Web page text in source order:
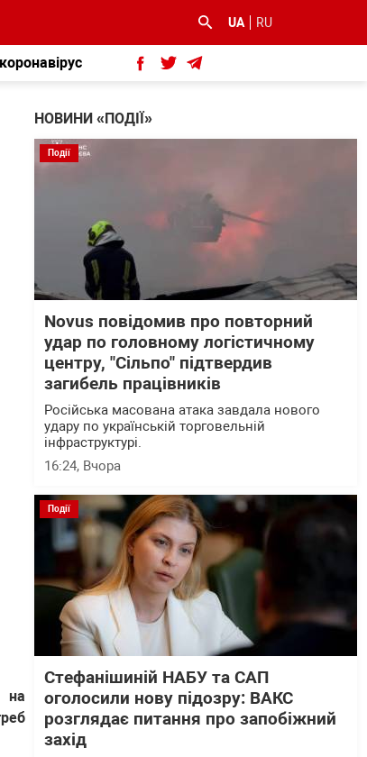
UA RU
на
НОВИНИ «ПОДІЇ»
Події
Novus повідомив про повторний
удар по головному логістичному
центру, "Сільпо" підтвердив
загибель працівників
Російська масована атака завдала нового
удару по українській торговельній
інфраструктурі.
16:24, Вчора
Події
Стефанішиній НАБУ та САП
оголосили нову підозру: ВАКС
розглядає питання про запобіжний
захід